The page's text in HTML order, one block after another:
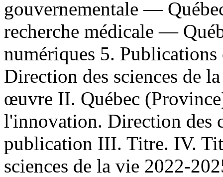
gouvernementale —
recherche médicale —
numériques 5.
Direction des sciences de
œuvre II. Québec
l'innovation. Direction des
publication III. Titre. IV.
sciences de la vie 2022-